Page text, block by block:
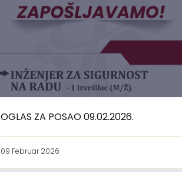
OGLAS ZA POSAO 09.02.2026.
09 Februar 2026